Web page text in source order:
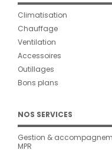
Climatisation
Chauffage
Ventilation
Accessoires
Outillages
Bons plans
NOS SERVICES
Gestion &
MPR